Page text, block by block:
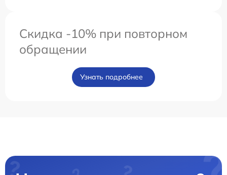
Скидка -10% при повторном
обращении
Узнать подробнее